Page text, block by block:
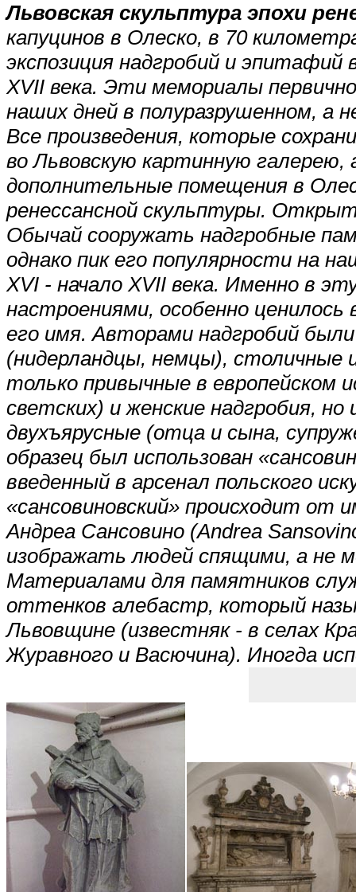
Львовская скульптура эпохи
капуцинов в Олеско, в 70
экспозиция надгробий и эпитафий
XVII века. Эти мемориалы
наших дней в полуразрушенном, а
Все произведения, которые
во Львовскую картинную галерею,
дополнительные помещения в
ренессансной скульптуры.
Обычай сооружать надгробные
однако пик его популярности на
XVI - начало XVII века. Именно в
настроениями, особенно ценилось
его имя. Авторами надгробий
(нидерландцы, немцы), столичные
только привычные в европейском
светских) и женские надгробия,
двухъярусные (отца и сына,
образец был использован
введенный в арсенал польского
«сансовиновский» происходит от
Андреа Сансовино (Andrea
изображать людей спящими, а не
Материалами для памятников
оттенков алебастр, который
Львовщине (известняк - в селах
Журавного и Васючина). Иногда